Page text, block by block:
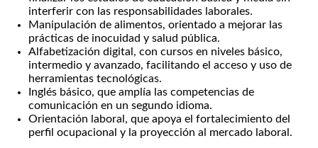
interferir con las responsabilidades laborales.
Manipulación de alimentos, orientado a mejorar las
prácticas de inocuidad y salud pública.
Alfabetización digital, con cursos en niveles básico,
intermedio y avanzado, facilitando el acceso y uso de
herramientas tecnológicas.
Inglés básico, que amplía las competencias de
comunicación en un segundo idioma.
Orientación laboral, que apoya el fortalecimiento del
perfil ocupacional y la proyección al mercado laboral.